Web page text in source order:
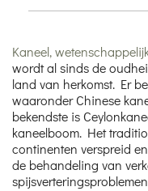
Kaneel,
wordt al sinds de
land van herkomst. Er
waaronder Chinese
bekendste is
kaneelboom. Het
continenten verspreid
de behandeling van